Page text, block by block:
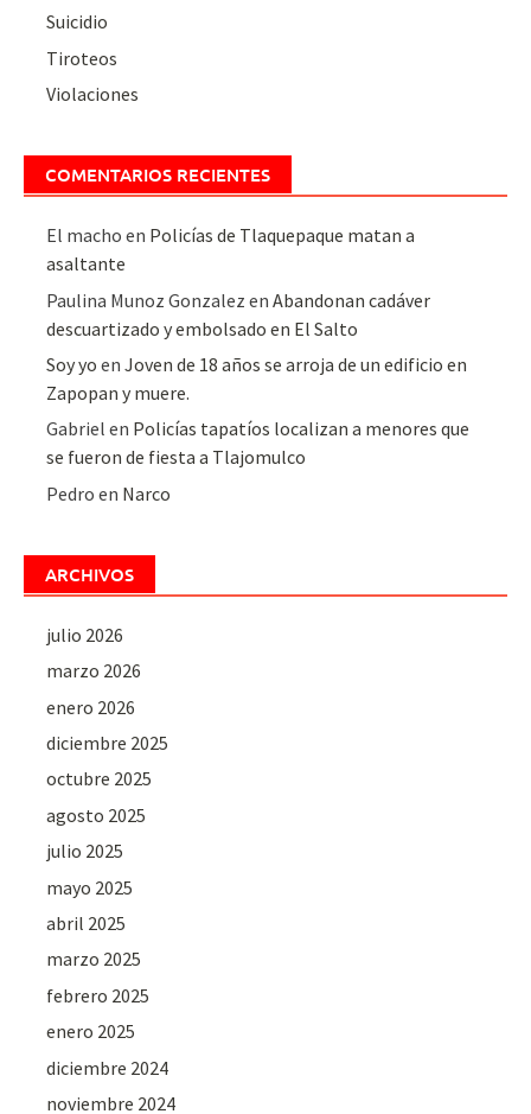
Suicidio
Tiroteos
Violaciones
COMENTARIOS RECIENTES
El macho en Policías de Tlaquepaque matan a
asaltante
Paulina Munoz Gonzalez enAbandonan cadáver
descuartizado y embolsado en El Salto
Soy yo enJoven de 18 años se arroja de un edificio en
Zapopan y muere.
Gabriel en Policías tapatíos localizan a menores que
se fueron de fiesta a Tlajomulco
Pedro en Narco
ARCHIVOS
julio 2026
marzo 2026
enero 2026
diciembre 2025
octubre 2025
agosto 2025
julio 2025
mayo 2025
abril 2025
marzo 2025
febrero 2025
enero 2025
diciembre 2024
noviembre 2024